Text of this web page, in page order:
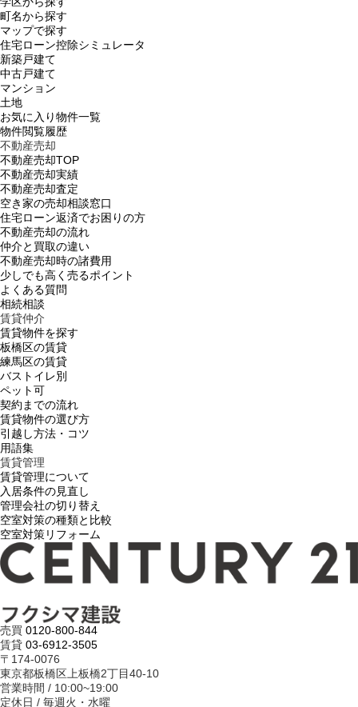
町名から探す
マップで探す
住宅ローン控除シミュレータ
新築戸建て
中古戸建て
マンション
土地
お気に入り物件一覧
物件閲覧履歴
不動産売却
不動産売却TOP
不動産売却実績
不動産売却査定
空き家の売却相談窓口
住宅ローン返済でお困りの方
不動産売却の流れ
仲介と買取の違い
不動産売却時の諸費用
少しでも高く売るポイント
よくある質問
相続相談
賃貸仲介
賃貸物件を探す
板橋区の賃貸
練馬区の賃貸
バストイレ別
ペット可
契約までの流れ
賃貸物件の選び方
引越し方法・コツ
用語集
賃貸管理
賃貸管理について
入居条件の見直し
管理会社の切り替え
空室対策の種類と比較
空室対策リフォーム
売買 0120-800-844
賃貸 03-6912-3505
〒174-0076
東京都板橋区上板橋2丁目40-10
営業時間 / 10:00~19:00
定休日 / 毎週火・水曜